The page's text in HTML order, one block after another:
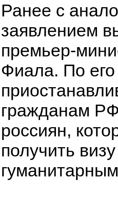
Ранее с
заявлением
премьер-
Фиала. По
гражданам
россиян,
получить